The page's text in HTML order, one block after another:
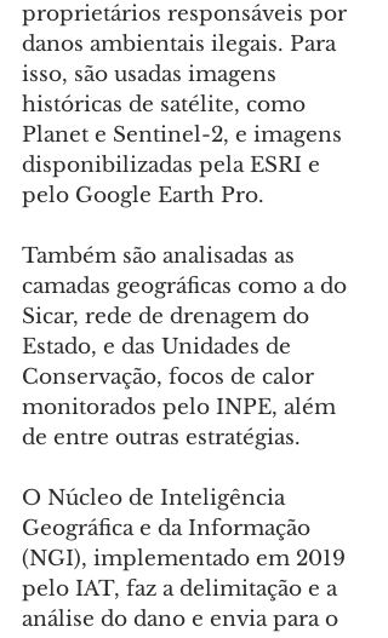
proprietários responsáveis por
danos ambientais ilegais. Para
isso, são usadas imagens
históricas de satélite, como
Planet e Sentinel-2, e imagens
disponibilizadas pela ESRI e
pelo Google Earth Pro.
Também são analisadas as
camadas geográficas como a do
Sicar, rede de drenagem do
Estado, e das Unidades de
Conservação, focos de calor
monitorados pelo INPE, além
de entre outras estratégias.
O Núcleo de Inteligência
Geográfica e da Informação
(NGI), implementado em 2019
pelo IAT, faz a delimitação e a
análise do dano e envia para o